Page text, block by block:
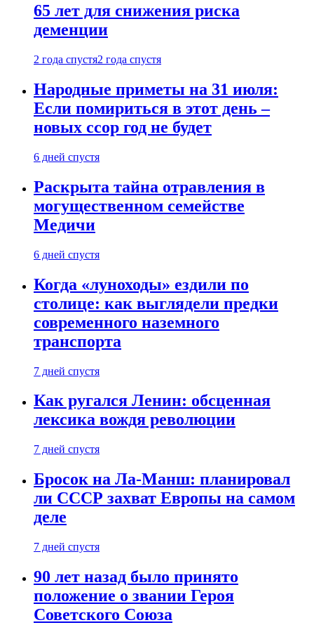
65 лет для снижения риска
деменции
2 года спустя2 года спустя
Народные приметы на 31 июля:
Если помириться в этот день –
новых ссор год не будет
6 дней спустя
Раскрыта тайна отравления в
могущественном семействе
Медичи
6 дней спустя
Когда «луноходы» ездили по
столице: как выглядели предки
современного наземного
транспорта
7 дней спустя
Как ругался Ленин: обсценная
лексика вождя революции
7 дней спустя
Бросок на Ла-Манш: планировал
ли СССР захват Европы на самом
деле
7 дней спустя
90 лет назад было принято
положение о звании Героя
Советского Союза